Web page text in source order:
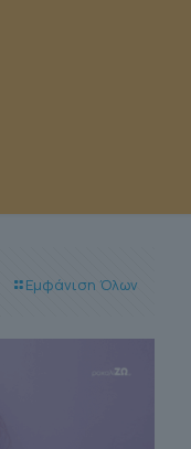
Εμφάνιση Όλων